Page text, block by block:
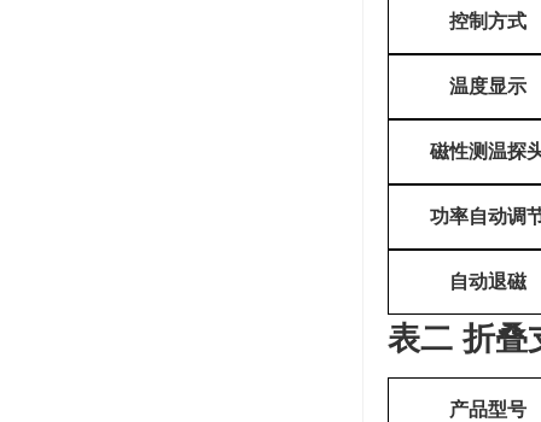
控制方式
温度显示
磁性测温探
功率自动调
自动退磁
表二 折叠
产品型号